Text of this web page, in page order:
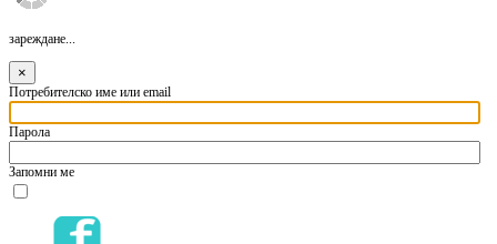
зареждане...
×
Потребителско име или email
Парола
Запомни ме